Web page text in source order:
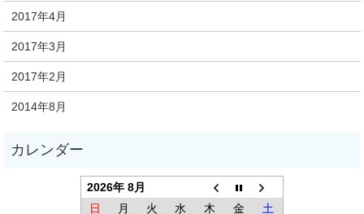
2017年4月
2017年3月
2017年2月
2014年8月
2026年 8月
日
月 火 水 木 金
土